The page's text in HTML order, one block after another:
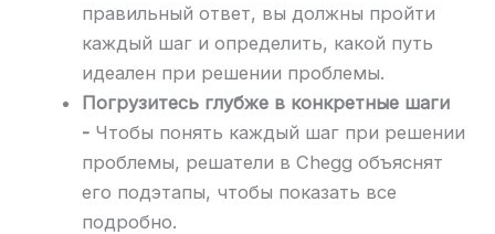
правильный ответ, вы должны пройти
каждый шаг и определить, какой путь
идеален при решении проблемы.
Погрузитесь глубже в конкретные шаги
- Чтобы понять каждый шаг при решении
проблемы, решатели в Chegg объяснят
его подэтапы, чтобы показать все
подробно.